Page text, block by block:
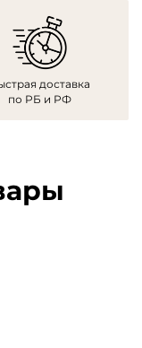
доставка
по РБ и РФ